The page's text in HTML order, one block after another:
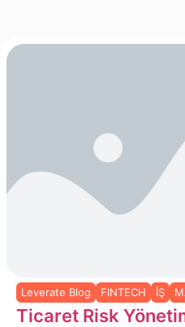
Leverate Blog FINTECH İŞ
Ticaret Risk